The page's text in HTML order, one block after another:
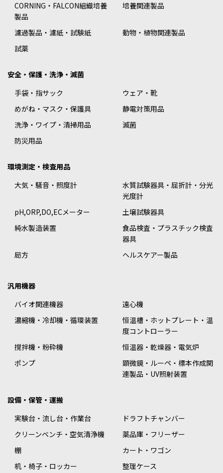
CORNING・FALCON組織培養
製品
培養関連製品
濾過製品・濾紙・試験紙
動物・植物関連製品
試薬
安全・保護・洗浄・滅菌
手袋・指サック
ウェア・靴
めがね・マスク・保護具
静電対策用品
洗浄・ワイプ・清掃用品
滅菌
防災用品
環境測定・検査用品
大気・騒音・照度計
水質試験器具・屈折計・分光
光度計
pH,ORP,DO,ECメーター
土壌試験器具
純水製造装置
食品検査・プラスチック検査
器具
局方
ヘルスケアー製品
汎用機器
バイオ関連機器
遠心機
濃縮機・冷却機・循環装置
恒温槽・ホットプレート・温
度コントローラー
撹拌機・粉砕機
恒温器・乾燥器・電気炉
ポンプ
顕微鏡・ルーペ・標本作成関
連製品・UV照射装置
設備・保管・運搬
実験台・流し台・作業台
ドラフトチャンバー
クリーンベンチ・空気清浄機
薬品庫・フリーザー
棚
カート・ワゴン
机・椅子・ロッカー
整理ケース